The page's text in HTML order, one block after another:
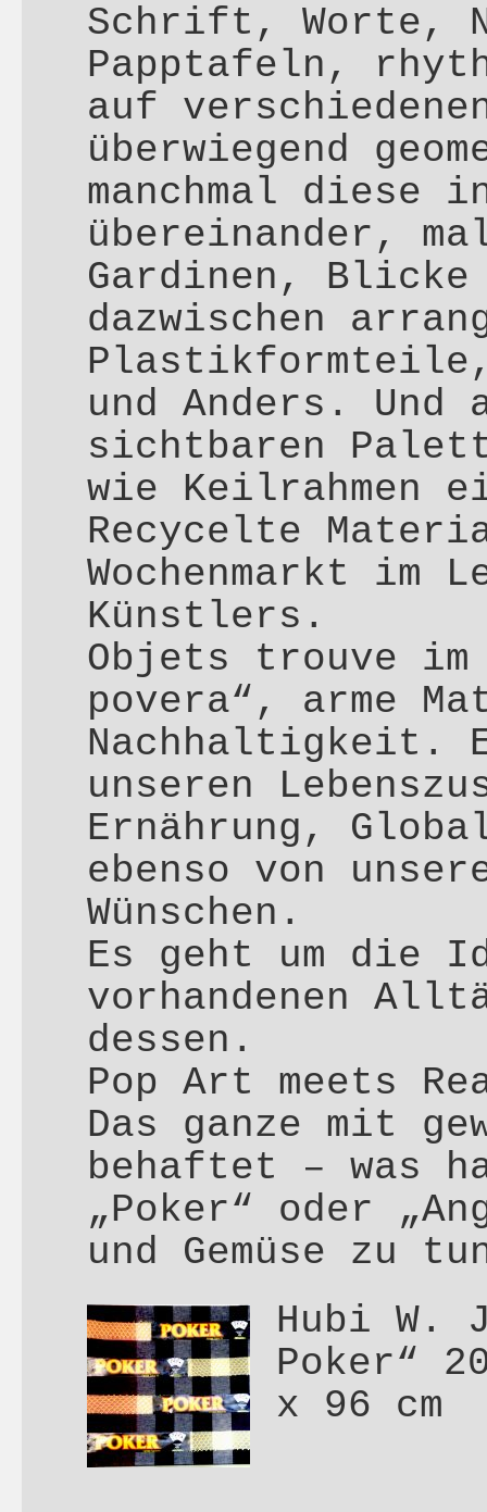
Schrift, Worte,
Papptafeln,
auf
überwiegend
manchmal diese
übereinander,
Gardinen,
dazwischen
Plastikformteile,
und Anders.
sichtbaren
wie Keilrahmen
Recycelte
Wochenmarkt im
Künstlers.
Objets trouve
povera“, arme
Nachhaltigkeit.
unseren
Ernährung,
ebenso von
Wünschen.
Es geht um die
vorhandenen
dessen.
Pop Art meets
Das ganze mit
behaftet – was
„Poker“ oder
und Gemüse zu
Hubi W.
Poker“
x 96 cm